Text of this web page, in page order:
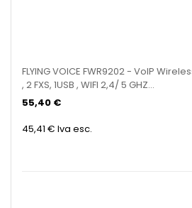
FLYING VOICE FWR9202 - VoIP
, 2 FXS, 1USB , WIFI 2,4/ 5 GHZ...
55,40 €
45,41 € Iva esc.